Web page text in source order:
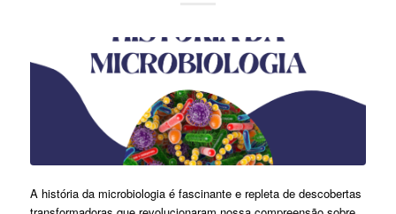
A história da microbiologia é fascinante e repleta de descobertas